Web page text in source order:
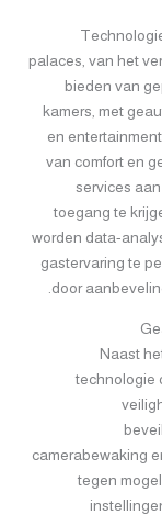
palaces, van het
bieden van
kamers, met
en
van comfort en
services
toegang te
worden data-
gastervaring te
door
Naast
technologie
camerabewaking
tegen